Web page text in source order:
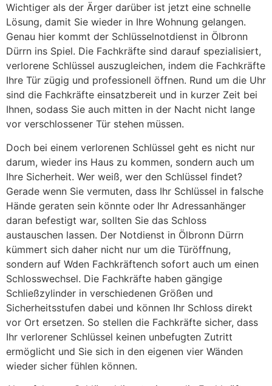
Wichtiger als der Ärger darüber ist jetzt eine schnelle
Lösung, damit Sie wieder in Ihre Wohnung gelangen.
Genau hier kommt der Schlüsselnotdienst in Ölbronn
Dürrn ins Spiel. Die Fachkräfte sind darauf spezialisiert,
verlorene Schlüssel auszugleichen, indem die Fachkräfte
Ihre Tür zügig und professionell öffnen. Rund um die Uhr
sind die Fachkräfte einsatzbereit und in kurzer Zeit bei
Ihnen, sodass Sie auch mitten in der Nacht nicht lange
vor verschlossener Tür stehen müssen.
Doch bei einem verlorenen Schlüssel geht es nicht nur
darum, wieder ins Haus zu kommen, sondern auch um
Ihre Sicherheit. Wer weiß, wer den Schlüssel findet?
Gerade wenn Sie vermuten, dass Ihr Schlüssel in falsche
Hände geraten sein könnte oder Ihr Adressanhänger
daran befestigt war, sollten Sie das Schloss
austauschen lassen. Der Notdienst in Ölbronn Dürrn
kümmert sich daher nicht nur um die Türöffnung,
sondern auf Wden Fachkräftench sofort auch um einen
Schlosswechsel. Die Fachkräfte haben gängige
Schließzylinder in verschiedenen Größen und
Sicherheitsstufen dabei und können Ihr Schloss direkt
vor Ort ersetzen. So stellen die Fachkräfte sicher, dass
Ihr verlorener Schlüssel keinen unbefugten Zutritt
ermöglicht und Sie sich in den eigenen vier Wänden
wieder sicher fühlen können.